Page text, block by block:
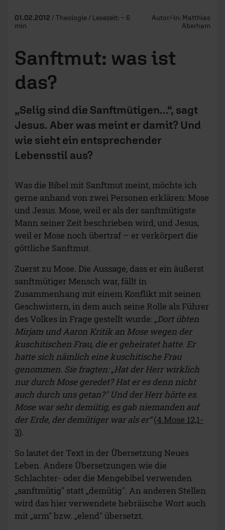
01.02.2012 / Theologie / Lesezeit: ~ 6
min
Autor/-in: Matthias
Aberham
Sanftmut: was ist
das?
„Selig sind die Sanftmütigen...“, sagt
Jesus. Aber was meint er damit? Und
wie sieht ein entsprechender
Lebensstil aus?
Was die Bibel mit Sanftmut meint, möchte ich
gerne anhand von zwei Personen erklären: Mose
und Jesus. Mose, weil er als der sanftmütigste
Mann seiner Zeit beschrieben wird, und Jesus,
weil er Mose noch übertraf – er verkörpert die
göttliche Sanftmut.
Zuerst zu Mose. Die Aussage, dass er ein äußerst
sanftmütiger Mensch war, fällt in
Zusammenhang mit einem Konflikt mit seinen
Geschwistern, in dem auch seine Rolle als Führer
des Volkes in Frage gestellt wurde: „Dort übten
Mirjam und Aaron Kritik an Mose wegen der
kuschitischen Frau, die er geheiratet hatte. Er
hatte sich nämlich eine kuschitische Frau
genommen. Sie fragten: „Hat der Herr wirklich
nur durch Mose geredet? Hat er es denn nicht
auch durch uns getan?" Und der Herr hörte es.
Mose war sehr demütig, es gab niemanden auf
der Erde, der demütiger war als er“(4.Mose 12,1-
3).
So lautet der Text in der Übersetzung Neues
Leben. Andere Übersetzungen wie die
Schlachter- oder die Mengebibel verwenden
„sanftmütig" statt „demütig". An anderen Stellen
wird das hier verwendete hebräische Wort auch
mit „arm" bzw. „elend" übersetzt.